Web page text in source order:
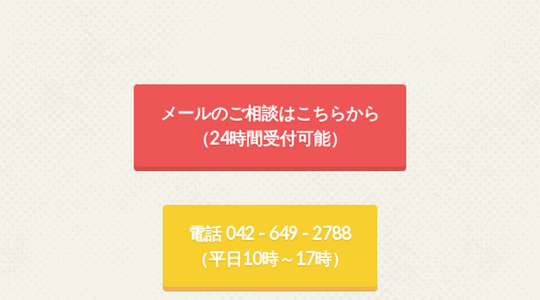
メールのご相談はこちらから
（24時間受付可能）
電話 042 - 649 - 2788
（平日10時～17時）